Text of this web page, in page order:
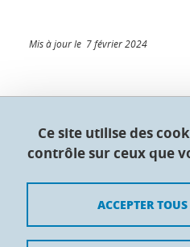
Mis à jour le 7 février 2024
Collège doctoral de
Maison du doctorat Jean
France
Ce site utilise des
contrôle sur ceux que
ACCEPTER